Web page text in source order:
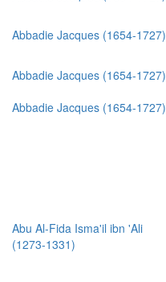
Abbadie Jacques (1654-1727)
Abbadie Jacques (1654-1727)
Abbadie Jacques (1654-1727)
Abu Al-Fida Isma'il ibn 'Ali
(1273-1331)